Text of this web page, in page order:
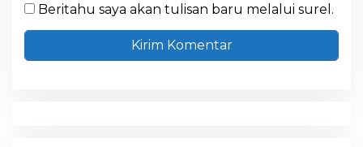
Beritahu saya akan tulisan baru melalui surel.